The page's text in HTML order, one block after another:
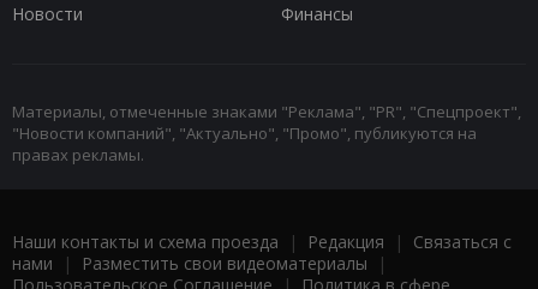
Новости
Финансы
Материалы, отмеченные знаками "Реклама", "PR", "Спецпроект",
"Новости компаний", "Актуально", "Промо", публикуются на
правах рекламы.
Наши контакты и схема проезда | Редакция | Связаться с
нами | Разместить свои видеоматериалы |